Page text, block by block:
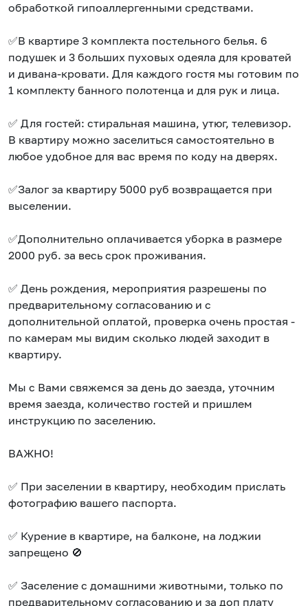
обработкой гипоаллергенными средствами.
✅В квартире 3 комплекта постельного белья. 6
подушек и 3 больших пуховых одеяла для кроватей
и дивана-кровати. Для каждого гостя мы готовим по
1 комплекту банного полотенца и для рук и лица.
✅ Для гостей: стиральная машина, утюг, телевизор.
В квартиру можно заселиться самостоятельно в
любое удобное для вас время по коду на дверях.
✅Залог за квартиру 5000 руб возвращается при
выселении.
✅Дополнительно оплачивается уборка в размере
2000 руб. за весь срок проживания.
✅ День рождения, мероприятия разрешены по
предварительному согласованию и с
дополнительной оплатой, проверка очень простая -
по камерам мы видим сколько людей заходит в
квартиру.
Мы с Вами свяжемся за день до заезда, уточним
время заезда, количество гостей и пришлем
инструкцию по заселению.
ВАЖНО!
✅ При заселении в квартиру, необходим прислать
фотографию вашего паспорта.
✅ Курение в квартире, на балконе, на лоджии
запрещено 🚫
✅ Заселение с домашними животными, только по
предварительному согласованию и за доп плату